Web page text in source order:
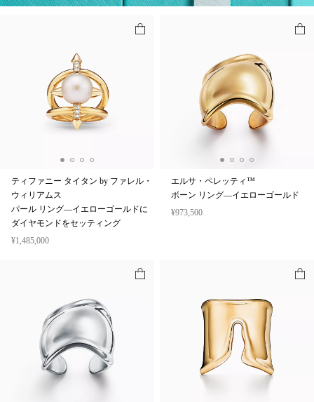
ティファニー タイタン by ファレル・
ウィリアムス
パール リング—イエローゴールドに
ダイヤモンドをセッティング
¥1,485,000
エルサ・ペレッティ™
ボーン リング—イエローゴールド
¥973,500